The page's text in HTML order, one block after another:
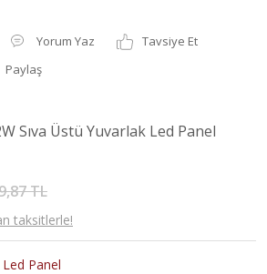
Yorum Yaz
Tavsiye Et
Paylaş
Sıva Üstü Yuvarlak Led Panel
TL
taksitlerle!
Led Panel